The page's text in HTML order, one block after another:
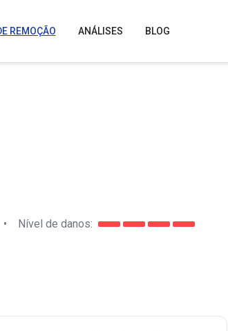
REMOÇÃO ANÁLISES BLOG
• Nível de danos: